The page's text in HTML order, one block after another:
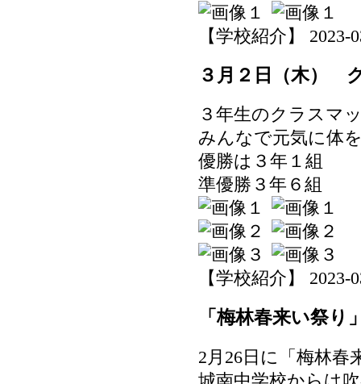
【学校紹介】 2023-
３月２日（木）
３年生のクラスマ
みんなで元気に体
優勝は３年１組
準優勝３年６組
【学校紹介】 2023-
「梅林春来い祭り
2月26日に「梅林春